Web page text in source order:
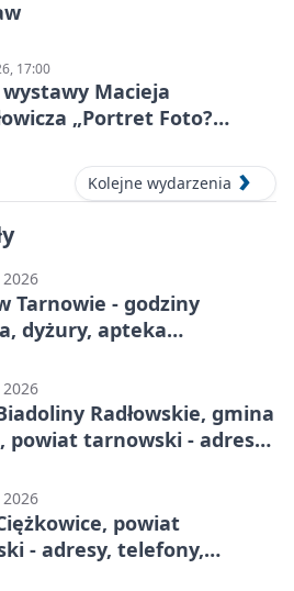
17:00
Macieja
„Portret Foto?
Kolejne wydarzenia
Tarnowie - godziny
dyżury, apteka
Radłowskie, gmina
powiat tarnowski - adresy,
powiat
- adresy, telefony,